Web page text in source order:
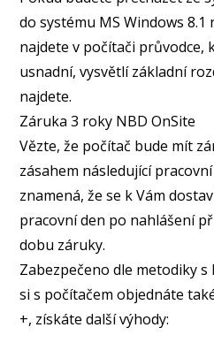
do systému MS Windows 8.1
najdete v počítači průvodce,
usnadní, vysvětlí základní
najdete.
Záruka 3 roky NBD OnSite
Vězte, že počítač bude mít
zásahem následující
znamená, že se k Vám
pracovní den po nahlášení
dobu záruky.
Zabezpečeno dle metodiky s
si s počítačem objednáte
+, získáte další výhody: